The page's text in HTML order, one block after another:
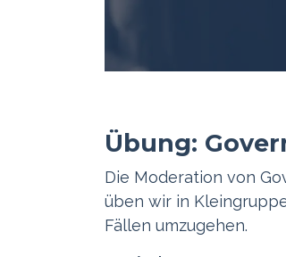
Übung:
Die Moderation von
üben wir in
Fällen umzugehen.